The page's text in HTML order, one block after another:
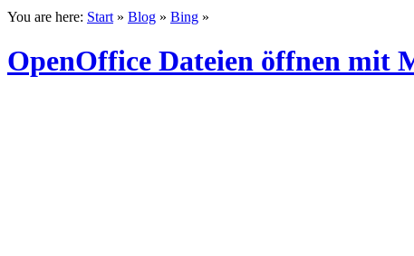
You are here: Start » Blog » Bing »
OpenOffice Dateien öffnen mit